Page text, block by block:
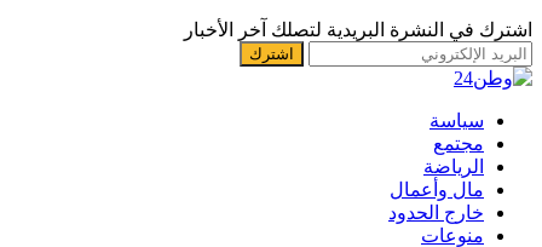
اشترك في النشرة البريدية لتصلك آخر الأخبار
سياسة
مجتمع
الرياضة
مال وأعمال
خارج الحدود
منوعات